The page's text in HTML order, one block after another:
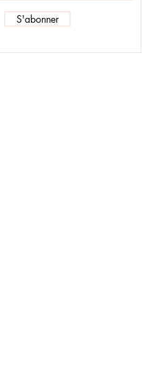
S'abonner